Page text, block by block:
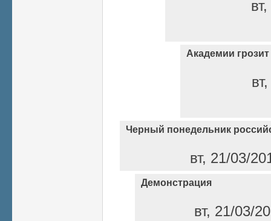
Академии
Черный понедельник
вт, 21/03/
Демонстрация
вт, 21/03/